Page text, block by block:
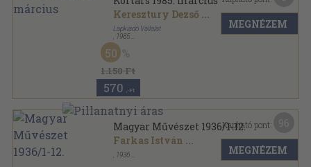
Keresztury Dezső ...
Lapkiadó Vállalat
1985
Ragasztott papírkötés
Kortárs sorozat
1.150 Ft
50
570 ,-Ft
MEGNÉZEM
Magyar Művészet 1936/1-12.
Farkas István ...
1936
Kapható pont:
MEGNÉZEM